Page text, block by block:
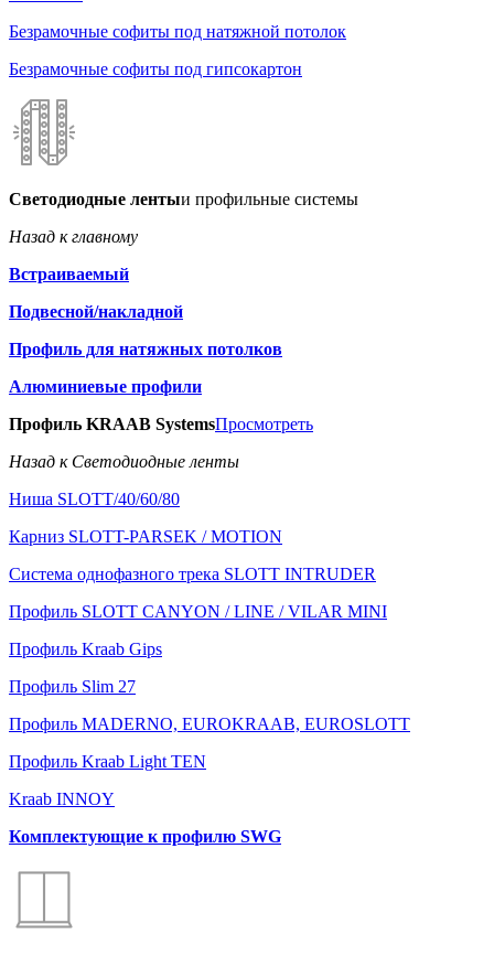
Безрамочные софиты под натяжной потолок
Безрамочные софиты под гипсокартон
Светодиодные лентыи профильные системы
Назад к главному
Встраиваемый
Подвесной/накладной
Профиль для натяжных потолков
Алюминиевые профили
Профиль KRAAB SystemsПросмотреть
Назад к Светодиодные ленты
Ниша SLOTT/40/60/80
Карниз SLOTT-PARSEK / MOTION
Система однофазного трека SLOTT INTRUDER
Профиль SLOTT CANYON / LINE / VILAR MINI
Профиль Kraab Gips
Профиль Slim 27
Профиль MADERNO, EUROKRAAB, EUROSLOTT
Профиль Kraab Light TEN
Kraab INNOY
Комплектующие к профилю SWG